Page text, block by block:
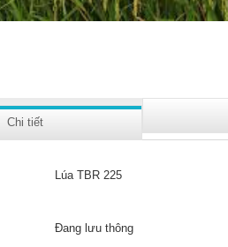
Chi tiết
Lúa TBR 225
Đang lưu thông